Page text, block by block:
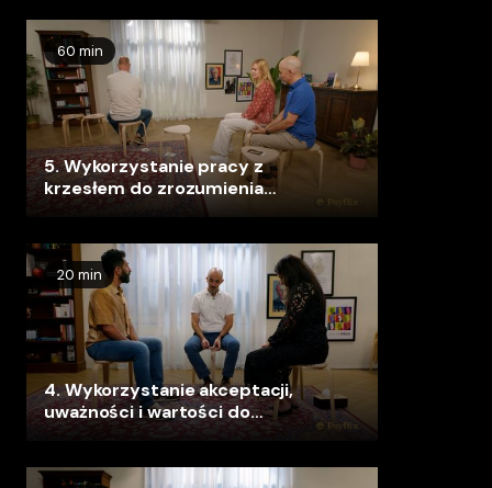
60 min
5. Wykorzystanie pracy z
krzesłem do zrozumienia
dysfunkcyjnego cyklu i
20 min
4. Wykorzystanie akceptacji,
uważności i wartości do
radzenia sobie z konfliktami